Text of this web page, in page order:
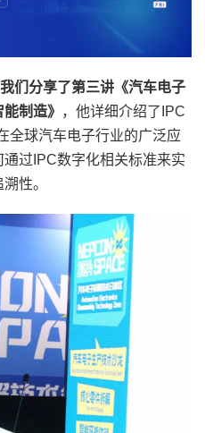
们分享了第三讲《汽车电子
制造》 ，他详细介绍了IPC
全球汽车电子行业的广泛应
过IPC数字化相关标准来实
性。